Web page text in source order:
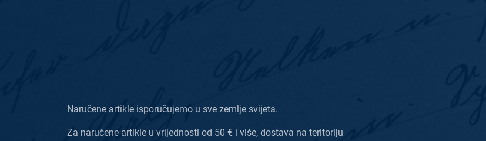
Naručene artikle isporučujemo u sve zemlje svijeta.
Za naručene artikle u vrijednosti od 50 € i više, dostava na teritoriju